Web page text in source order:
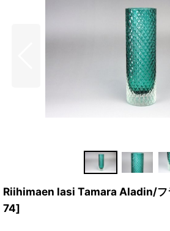
Riihimaen lasi Tamara Aladin/フ
74]